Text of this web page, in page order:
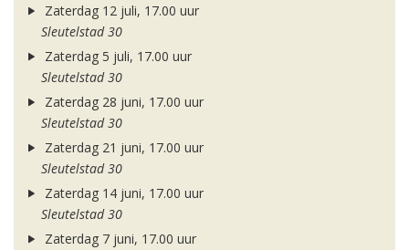
Zaterdag 12 juli, 17.00 uur
Sleutelstad 30
Zaterdag 5 juli, 17.00 uur
Sleutelstad 30
Zaterdag 28 juni, 17.00 uur
Sleutelstad 30
Zaterdag 21 juni, 17.00 uur
Sleutelstad 30
Zaterdag 14 juni, 17.00 uur
Sleutelstad 30
Zaterdag 7 juni, 17.00 uur